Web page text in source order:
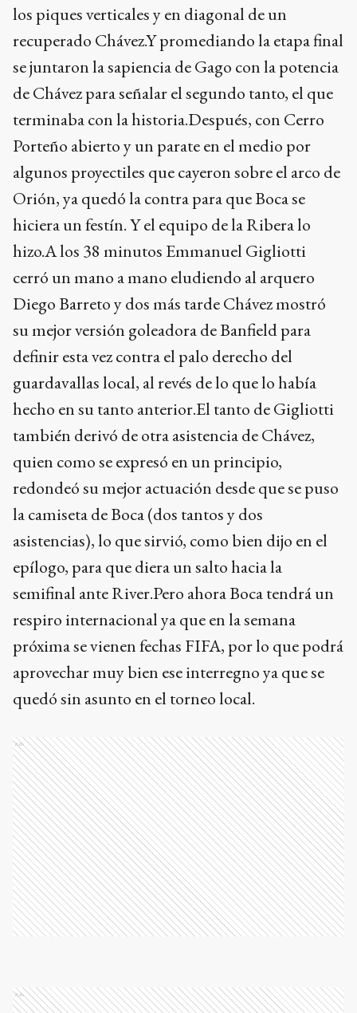
los piques verticales y en diagonal de un
recuperado Chávez.Y promediando la etapa final
se juntaron la sapiencia de Gago con la potencia
de Chávez para señalar el segundo tanto, el que
terminaba con la historia.Después, con Cerro
Porteño abierto y un parate en el medio por
algunos proyectiles que cayeron sobre el arco de
Orión, ya quedó la contra para que Boca se
hiciera un festín. Y el equipo de la Ribera lo
hizo.A los 38 minutos Emmanuel Gigliotti
cerró un mano a mano eludiendo al arquero
Diego Barreto y dos más tarde Chávez mostró
su mejor versión goleadora de Banfield para
definir esta vez contra el palo derecho del
guardavallas local, al revés de lo que lo había
hecho en su tanto anterior.El tanto de Gigliotti
también derivó de otra asistencia de Chávez,
quien como se expresó en un principio,
redondeó su mejor actuación desde que se puso
la camiseta de Boca (dos tantos y dos
asistencias), lo que sirvió, como bien dijo en el
epílogo, para que diera un salto hacia la
semifinal ante River.Pero ahora Boca tendrá un
respiro internacional ya que en la semana
próxima se vienen fechas FIFA, por lo que podrá
aprovechar muy bien ese interregno ya que se
quedó sin asunto en el torneo local.
Ads
Ads